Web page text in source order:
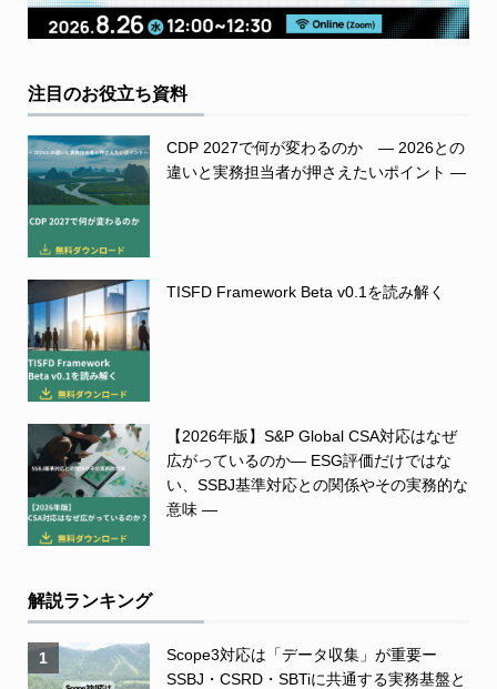
注目のお役立ち資料
CDP 2027で何が変わるのか ― 2026との
違いと実務担当者が押さえたいポイント ―
TISFD Framework Beta v0.1を読み解く
【2026年版】S&P Global CSA対応はなぜ
広がっているのか― ESG評価だけではな
い、SSBJ基準対応との関係やその実務的な
意味 ―
解説ランキング
1
Scope3対応は「データ収集」が重要ー
SSBJ・CSRD・SBTiに共通する実務基盤と